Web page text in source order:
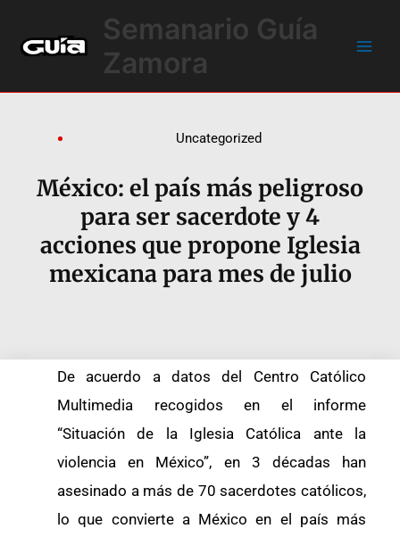
contenido
Semanario Guía
Zamora
Uncategorized
México: el país más peligroso
para ser sacerdote y 4
acciones que propone Iglesia
mexicana para mes de julio
De acuerdo a datos del Centro Católico
Multimedia recogidos en el informe
“Situación de la Iglesia Católica ante la
violencia en México”, en 3 décadas han
asesinado a más de 70 sacerdotes católicos,
lo que convierte a México en el país más